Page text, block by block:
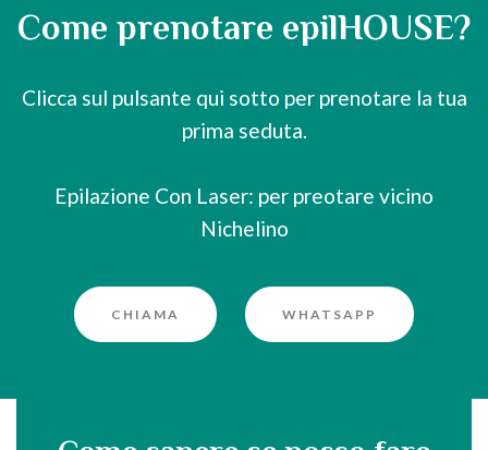
Come prenotare epilHOUSE?
Clicca sul pulsante qui sotto per prenotare la tua
prima seduta.
Epilazione Con Laser: per preotare vicino
Nichelino
CHIAMA WHATSAPP